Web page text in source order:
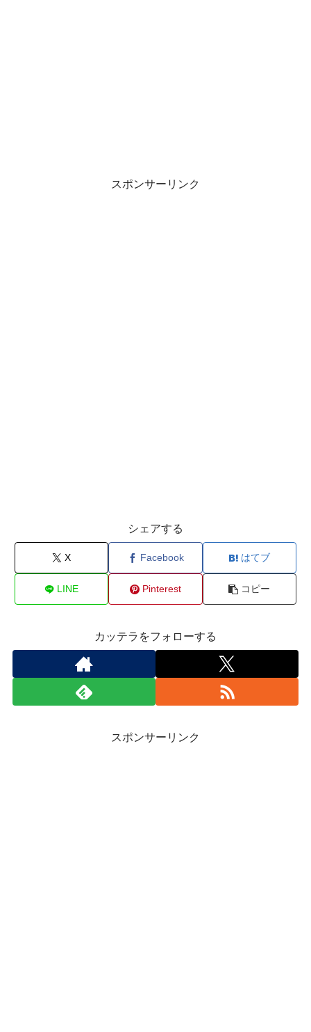
スポンサーリンク
シェアする
X Facebook はてブ
LINE Pinterest コピー
カッテラをフォローする
スポンサーリンク